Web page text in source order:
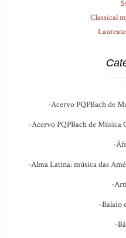
Classical
-Acervo PQPBach de
-Acervo PQPBach de
-
-Alma Latina: música das
-
-Balaio
-